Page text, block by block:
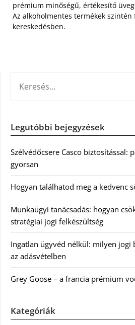
prémium minőségű, értékesítő
Az alkoholmentes termékek szintén
kereskedésben.
Legutóbbi bejegyzések
Szélvédőcsere Casco biztosítással:
gyorsan
Hogyan találhatod meg a kedvenc
Munkaügyi tanácsadás: hogyan
stratégiai jogi felkészültség
Ingatlan ügyvéd nélkül: milyen jogi
az adásvételben
Grey Goose – a francia prémium
Kategóriák